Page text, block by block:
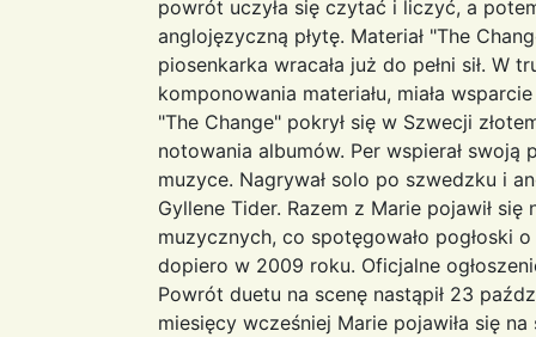
powrót uczyła się czytać i liczyć, a
anglojęzyczną płytę. Materiał "The
piosenkarka wracała już do pełni sił.
komponowania materiału, miała
"The Change" pokrył się w Szwecji
notowania albumów. Per wspierał swoją
muzyce. Nagrywał solo po szwedzku i
Gyllene Tider. Razem z Marie pojawił
muzycznych, co spotęgowało pogłoski
dopiero w 2009 roku. Oficjalne
Powrót duetu na scenę nastąpił 23
miesięcy wcześniej Marie pojawiła się